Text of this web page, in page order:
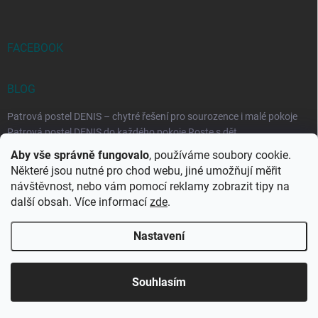
Aby vše správně fungovalo, používáme soubory cookie.
Některé jsou nutné pro chod webu, jiné umožňují měřit
návštěvnost, nebo vám pomocí reklamy zobrazit tipy na
další obsah. Více informací zde.
Nastavení
Souhlasím
FACEBOOK
BLOG
Patrová postel DENIS – chytré řešení pro sourozence i malé pokoje
Patrová postel DENIS do každého pokoje Roste s dět...
Rozkládací postele RELAX – ideální řešení pro malé prostory i
každodenní spaní
Rozkládací postel, která se přizpůsobí vašemu živo...
Copyright 2026DK-obchod.cz. Všechna práva vyhrazena.Upravit
nastavení cookies